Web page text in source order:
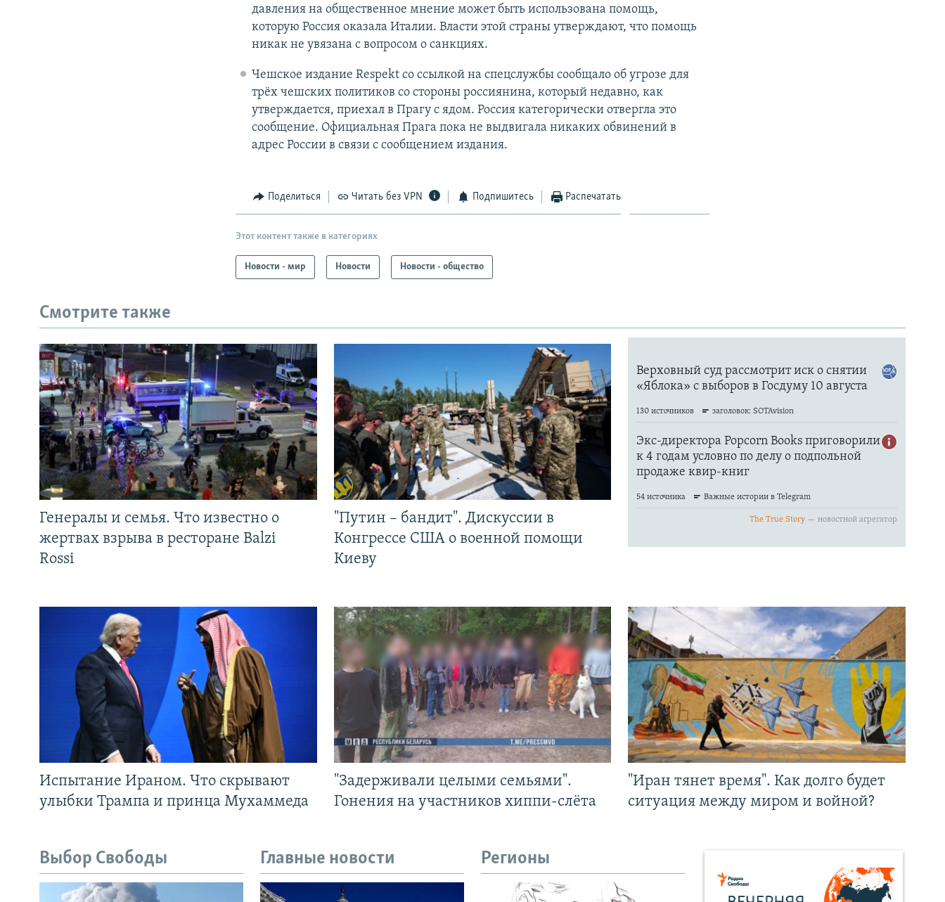
давления на общественное мнение может быть использована помощь,
которую Россия оказала Италии. Власти этой страны утверждают, что помощь
никак не увязана с вопросом о санкциях.
Чешское издание Respekt со ссылкой на спецслужбы сообщало об угрозе для
трёх чешских политиков со стороны россиянина, который недавно, как
утверждается, приехал в Прагу с ядом. Россия категорически отвергла это
сообщение. Официальная Прага пока не выдвигала никаких обвинений в
адрес России в связи с сообщением издания.
Поделиться Читать без VPN Подпишитесь Распечатать
Этот контент также в категориях
Новости - мир Новости Новости - общество
Смотрите также
Генералы и семья. Что известно о
жертвах взрыва в ресторане Balzi
Rossi
"Путин – бандит". Дискуссии в
Конгрессе США о военной помощи
Киеву
Испытание Ираном. Что скрывают
улыбки Трампа и принца Мухаммеда
"Задерживали целыми семьями".
Гонения на участников хиппи-слёта
"Иран тянет время". Как долго будет
ситуация между миром и войной?
Выбор Свободы Главные новости Регионы